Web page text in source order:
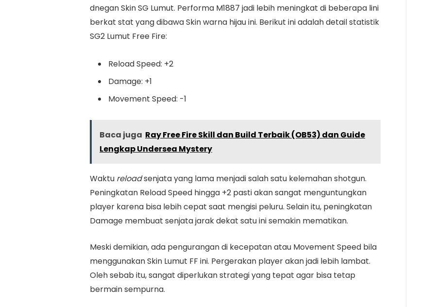
dnegan Skin SG Lumut. Performa M1887 jadi lebih meningkat di beberapa lini
berkat stat yang dibawa Skin warna hijau ini. Berikut ini adalah detail statistik
SG2 Lumut Free Fire:
Reload Speed: +2
Damage: +1
Movement Speed: -1
Baca juga Ray Free Fire Skill dan Build Terbaik (OB53) dan Guide
Lengkap Undersea Mystery
Waktu reloadsenjata yang lama menjadi salah satu kelemahan shotgun.
Peningkatan Reload Speed hingga +2 pasti akan sangat menguntungkan
player karena bisa lebih cepat saat mengisi peluru. Selain itu, peningkatan
Damage membuat senjata jarak dekat satu ini semakin mematikan.
Meski demikian, ada pengurangan di kecepatan atau Movement Speed bila
menggunakan Skin Lumut FF ini. Pergerakan player akan jadi lebih lambat.
Oleh sebab itu, sangat diperlukan strategi yang tepat agar bisa tetap
bermain sempurna.